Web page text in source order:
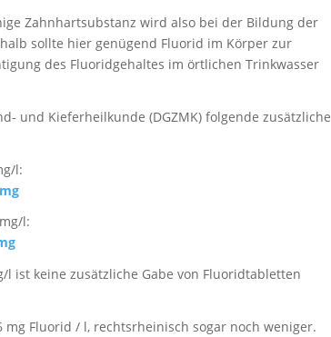
Zahnhartsubstanz wird also bei der Bildung der
sollte hier genügend Fluorid im Körper zur
des Fluoridgehaltes im örtlichen Trinkwasser
und Kieferheilkunde (DGZMK) folgende zusätzliche
l:
l:
ist keine zusätzliche Gabe von Fluoridtabletten
Fluorid / l, rechtsrheinisch sogar noch weniger.